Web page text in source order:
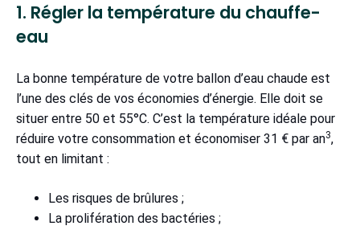
1. Régler la température du chauffe-
eau
La bonne température de votre ballon d’eau chaude est
l’une des clés de vos économies d’énergie. Elle doit se
situer entre 50 et 55°C. C’est la température idéale pour
réduire votre consommation et économiser 31 € par an3,
tout en limitant :
Les risques de brûlures ;
La prolifération des bactéries ;